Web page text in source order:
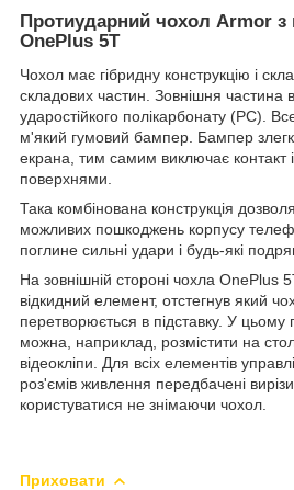
Протиударний чохол Armor з
OnePlus 5T
Чохол має гібридну конструкцію і
складових частин. Зовнішня частина
ударостійкого полікарбонату (PC).
м'який гумовий бампер. Бампер
екрана, тим самим виключає контакт
поверхнями.
Така комбінована конструкція
можливих пошкоджень корпусу
поглине сильні удари і будь-які
На зовнішній стороні чохла OnePlus
відкидний елемент, отстегнув який
перетворюється в підставку. У
можна, наприклад, розмістити на
відеокліпи. Для всіх елементів
роз'ємів живлення передбачені
користуватися не знімаючи чохол.
Приховати